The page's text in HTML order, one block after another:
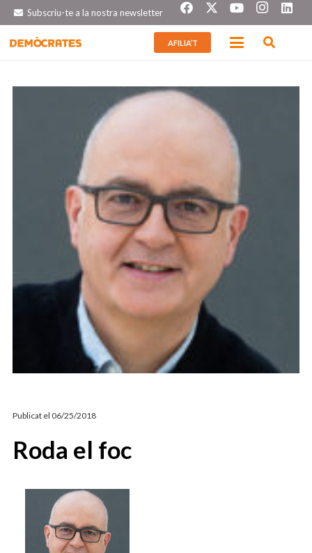
Subscriu-te a la nostra newsletter
AFILIA’T
Publicat el 06/25/2018
Roda el foc